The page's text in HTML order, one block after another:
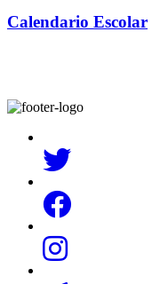
Calendario Escolar